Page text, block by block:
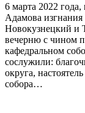
6 марта 2022
Адамова
Новокузнецкий и
вечерню с чином
кафедральном
сослужили:
округа,
собора…